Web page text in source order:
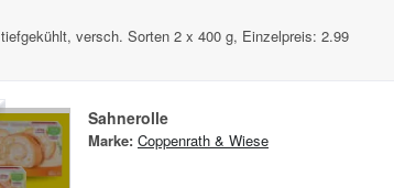
tiefgekühlt, versch. Sorten 2 x 400 g, Einzelpreis: 2.99
Sahnerolle
Marke: Coppenrath & Wiese